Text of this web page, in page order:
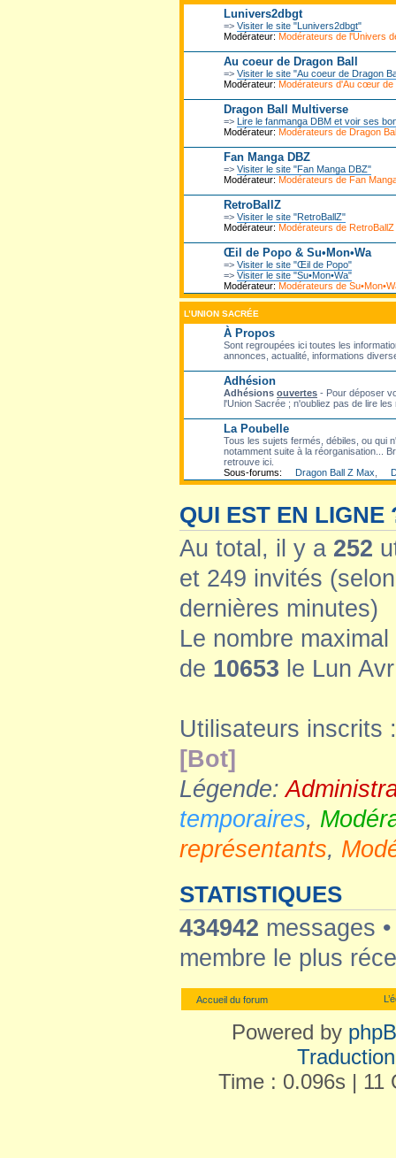
Lunivers2dbgt
=> Visiter le site "Lunivers2dbgt"
Modérateur: Modérateurs de l'Univers
Au coeur de Dragon Ball
=> Visiter le site "Au coeur de Dragon
Modérateur: Modérateurs d'Au cœur de
Dragon Ball Multiverse
=> Lire le fanmanga DBM et voir ses
Modérateur: Modérateurs de Dragon
Fan Manga DBZ
=> Visiter le site "Fan Manga DBZ"
Modérateur: Modérateurs de Fan
RetroBallZ
=> Visiter le site "RetroBallZ"
Modérateur: Modérateurs de RetroBallZ
Œil de Popo & Su•Mon•Wa
=> Visiter le site "Œil de Popo"
=> Visiter le site "Su•Mon•Wa"
Modérateur: Modérateurs de
L’UNION SACRÉE
À Propos
Sont regroupées ici toutes les
annonces, actualité, informations
Adhésion
Adhésions ouvertes - Pour déposer
l'Union Sacrée ; n'oubliez pas de lire
La Poubelle
Tous les sujets fermés, débiles, ou qui
notamment suite à la réorganisation...
retrouve ici.
Sous-forums:
Dragon Ball Z Max
QUI EST EN LIGNE
Au total, il y a 252
et 249 invités
dernières minutes)
Le nombre
de 10653 le Lun
Utilisateurs inscrits
[Bot]
Légende:
temporaires,
représentants,
STATISTIQUES
434942 messages
membre le plus
Accueil du forum
Powered by
Time : 0.096s | 11